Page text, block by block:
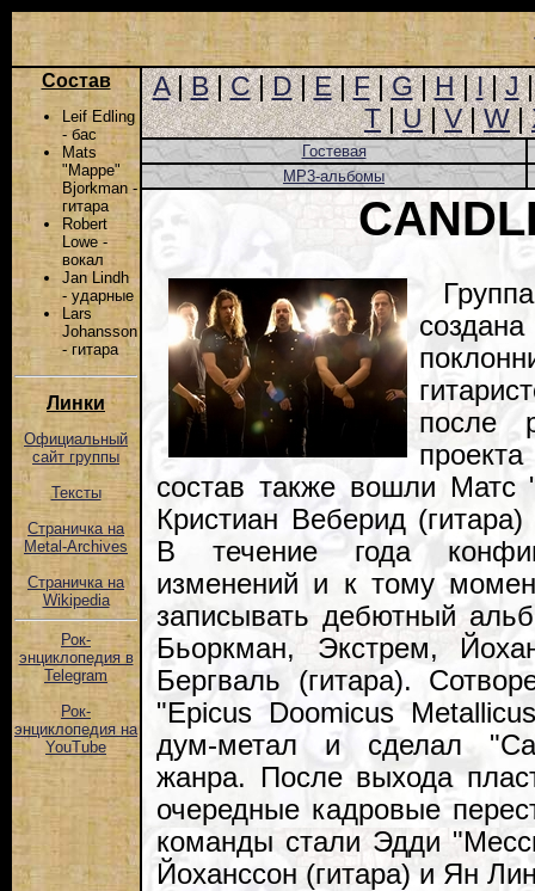
Состав
Leif Edling
- бас
Mats
"Mappe"
Bjorkman -
гитара
Robert
Lowe -
вокал
Jan Lindh
- ударные
Lars
Johansson
- гитара
Линки
Официальный
сайт группы
Тексты
Страничка на
Metal-Archives
Страничка на
Wikipedia
Рок-
энциклопедия в
Telegram
Рок-
энциклопедия на
YouTube
A|B|C|D|E|F|G|H|I|J
T|U|V|W|
Гостевая
MP3-альбомы
после
состав также вошли Матс
Кристиан Веберид
В течение года
изменений и к тому
записывать дебютный
Бьоркман, Экстрем,
Бергваль (гитара).
"Epicus Doomicus
дум-метал и сделал
жанра. После выхода
очередные кадровые
команды стали Эдди
Йоханссон (гитара) и Ян